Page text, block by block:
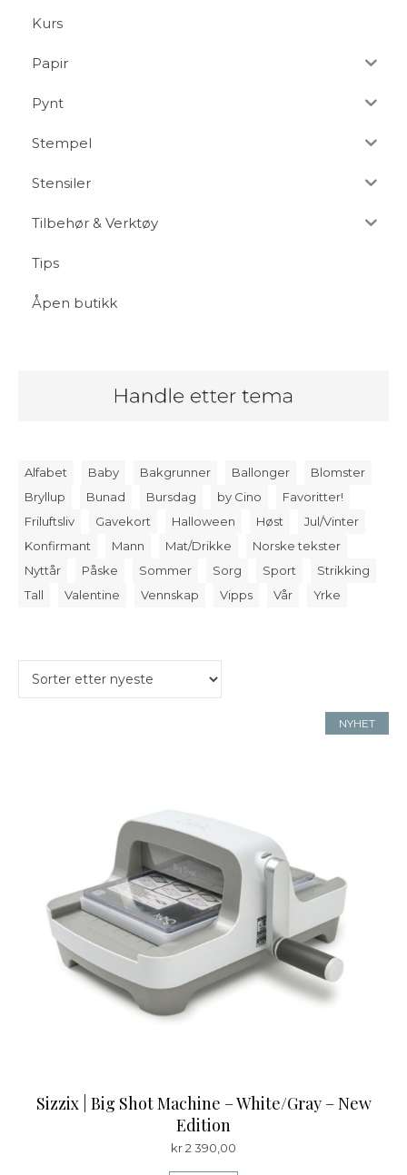
Kurs
Papir
Pynt
Stempel
Stensiler
Tilbehør & Verktøy
Tips
Åpen butikk
Alfabet Baby Bakgrunner Ballonger
Blomster
Bryllup
Bunad Bursdag by Cino
Favoritter!
Friluftsliv
Gavekort Halloween Høst
Jul/Vinter
Konfirmant
Mann Mat/Drikke
Norske tekster
Nyttår
Påske Sommer Sorg Sport
Strikking
Tall
Valentine Vennskap Vipps Vår Yrke
NYHET
Sizzix | Big Shot Machine – White/Gray – New
Edition
kr2 390,00